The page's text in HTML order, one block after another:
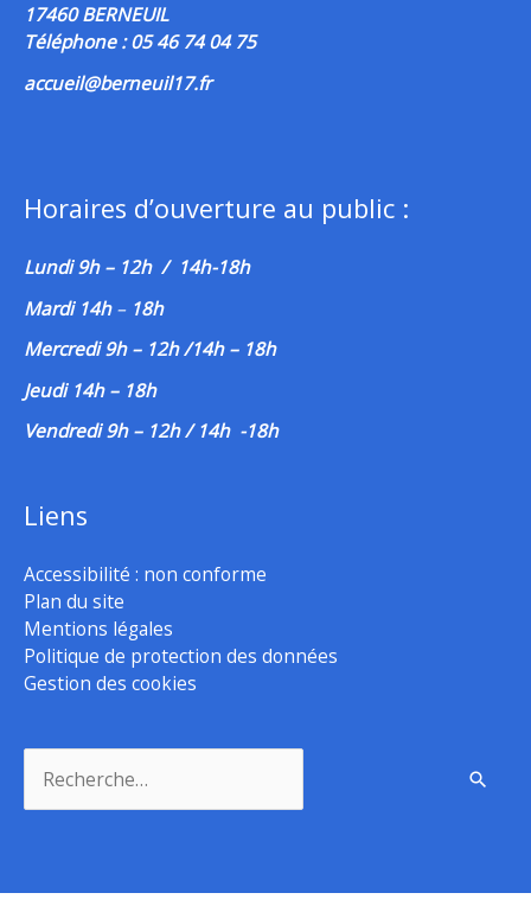
17460 BERNEUIL
Téléphone : 05 46 74 04 75
accueil@berneuil17.fr
Horaires d’ouverture au public :
Lundi 9h – 12h / 14h-18h
Mardi 14h– 18h
Mercredi 9h – 12h /14h – 18h
Jeudi 14h – 18h
Vendredi 9h – 12h / 14h -18h
Liens
Accessibilité : non conforme
Plan du site
Mentions légales
Politique de protection des données
Gestion des cookies